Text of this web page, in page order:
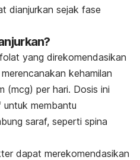
dianjurkan sejak fase
yang direkomendasikan
kehamilan
(mcg) per hari. Dosis ini
membantu
saraf, seperti spina
dapat merekomendasikan